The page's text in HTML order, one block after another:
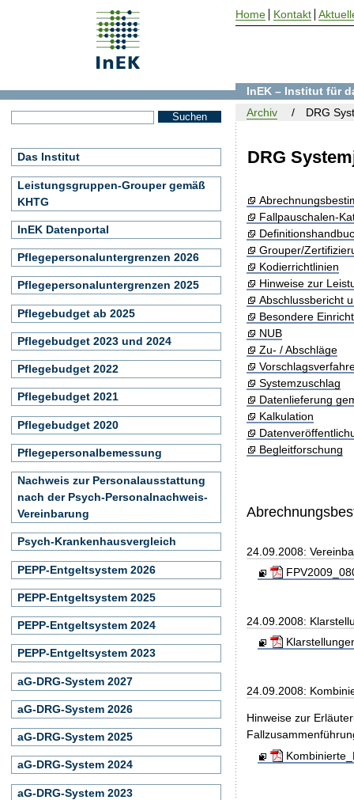
DRG
Fallpauschalen-
Grouper/
Kodierrichtlinien
Hinweise zur
Abschlussbericht
Besondere
NUB
Zu- / Abschläge
Systemzuschlag
Datenlieferung
Kalkulation
Begleitforschung
24.09.2008:
24.09.2008:
24.09.2008:
Hinweise zur
InEK – Institut für
Archiv
DRG
Das Institut
Leistungsgruppen-Grouper gemäß
KHTG
InEK Datenportal
Pflegepersonaluntergrenzen 2026
Pflegepersonaluntergrenzen 2025
Pflegebudget ab 2025
Pflegebudget 2023 und 2024
Pflegebudget 2022
Pflegebudget 2021
Pflegebudget 2020
Pflegepersonalbemessung
Nachweis zur Personalausstattung
nach der Psych-Personalnachweis-
Vereinbarung
Psych-Krankenhausvergleich
PEPP-Entgeltsystem 2026
PEPP-Entgeltsystem 2025
PEPP-Entgeltsystem 2024
PEPP-Entgeltsystem 2023
aG-DRG-System 2027
aG-DRG-System 2026
aG-DRG-System 2025
aG-DRG-System 2024
aG-DRG-System 2023
Home Kontakt